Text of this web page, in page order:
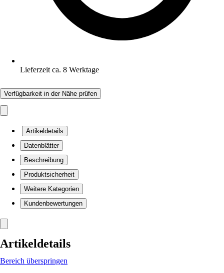
Lieferzeit ca. 8 Werktage
Verfügbarkeit in der Nähe prüfen
Artikeldetails
Datenblätter
Beschreibung
Produktsicherheit
Weitere Kategorien
Kundenbewertungen
Artikeldetails
Bereich überspringen